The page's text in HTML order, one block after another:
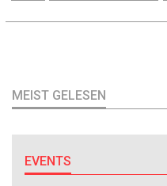
MEIST GELESEN
EVENTS